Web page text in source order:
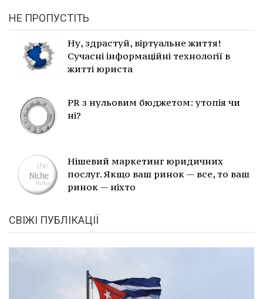
НЕ ПРОПУСТІТЬ
Ну, здрастуй, віртуальне життя!
Сучасні інформаційні технології в
житті юриста
PR з нульовим бюджетом: утопія чи
ні?
Нішевий маркетинг юридичних
послуг. Якщо ваш ринок — все, то ваш
ринок — ніхто
СВІЖІ ПУБЛІКАЦІЇ